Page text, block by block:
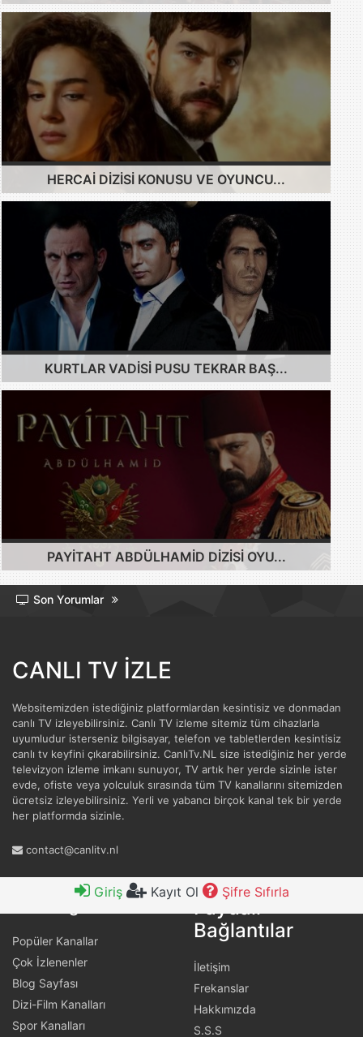
Giriş Kayıt Ol Şifre Sıfırla
HERCAI DIZISI KONUSU VE OYUNCU...
KURTLAR VADISI PUSU TEKRAR BAŞ...
PAYITAHT ABDÜLHAMID DIZISI OYU...
Son Yorumlar
CANLI TV İZLE
Websitemizden istediğiniz platformlardan kesintisiz ve donmadan
canlı TV izleyebilirsiniz. Canlı TV izleme sitemiz tüm cihazlarla
uyumludur isterseniz bilgisayar, telefon ve tabletlerden kesintisiz
canlı tv keyfini çıkarabilirsiniz. CanlıTv.NL size istediğiniz her yerde
televizyon izleme imkanı sunuyor, TV artık her yerde sizinle ister
evde, ofiste veya yolculuk sırasında tüm TV kanallarını sitemizden
ücretsiz izleyebilirsiniz. Yerli ve yabancı birçok kanal tek bir yerde
her platformda sizinle.
contact@canlitv.nl
Popüler Kanallar
Çok İzlenenler
Blog Sayfası
Dizi-Film Kanalları
Spor Kanalları
Faydalı
Bağlantılar
İletişim
Frekanslar
Hakkımızda
S.S.S